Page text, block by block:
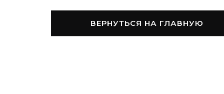
ВЕРНУТЬСЯ НА ГЛАВНУЮ